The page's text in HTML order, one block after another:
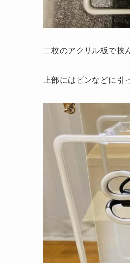
二枚のアクリル板で挟
上部にはピンなどに引